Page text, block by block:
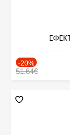
-20%
51.64€